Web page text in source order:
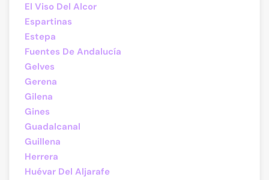
El Viso Del Alcor
Espartinas
Estepa
Fuentes De Andalucía
Gelves
Gerena
Gilena
Gines
Guadalcanal
Guillena
Herrera
Huévar Del Aljarafe